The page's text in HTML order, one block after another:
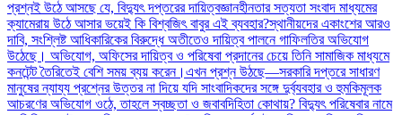
প্রশ্নই উঠে আসছে যে, বিদ্যুৎ দপ্তরের দায়িত্বজ্ঞানহীনতার সত্যতা সংবাদ মাধ্যমের
ক্যামেরায় উঠে আসার ভয়েই কি বিশ্বজিৎ বাবুর এই ব্যবহার?স্থানীয়দের একাংশের আরও
দাবি, সংশ্লিষ্ট আধিকারিকের বিরুদ্ধে অতীতেও দায়িত্ব পালনে গাফিলতির অভিযোগ
উঠেছে। অভিযোগ, অফিসের দায়িত্ব ও পরিষেবা প্রদানের চেয়ে তিনি সামাজিক মাধ্যমে
কনটেন্ট তৈরিতেই বেশি সময় ব্যয় করেন।এখন প্রশ্ন উঠছে—সরকারি দপ্তরে সাধারণ
মানুষের ন্যায্য প্রশ্নের উত্তর না দিয়ে যদি সাংবাদিকদের সঙ্গে দুর্ব্যবহার ও হুমকিমূলক
আচরণের অভিযোগ ওঠে, তাহলে স্বচ্ছতা ও জবাবদিহিতা কোথায়? বিদ্যুৎ পরিষেবার নামে